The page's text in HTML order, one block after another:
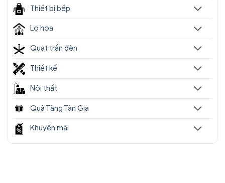
Thiết bị bếp
Lọ hoa
Quạt trần đèn
Thiết kế
Nội thất
Quà Tặng Tân Gia
Khuyến mãi